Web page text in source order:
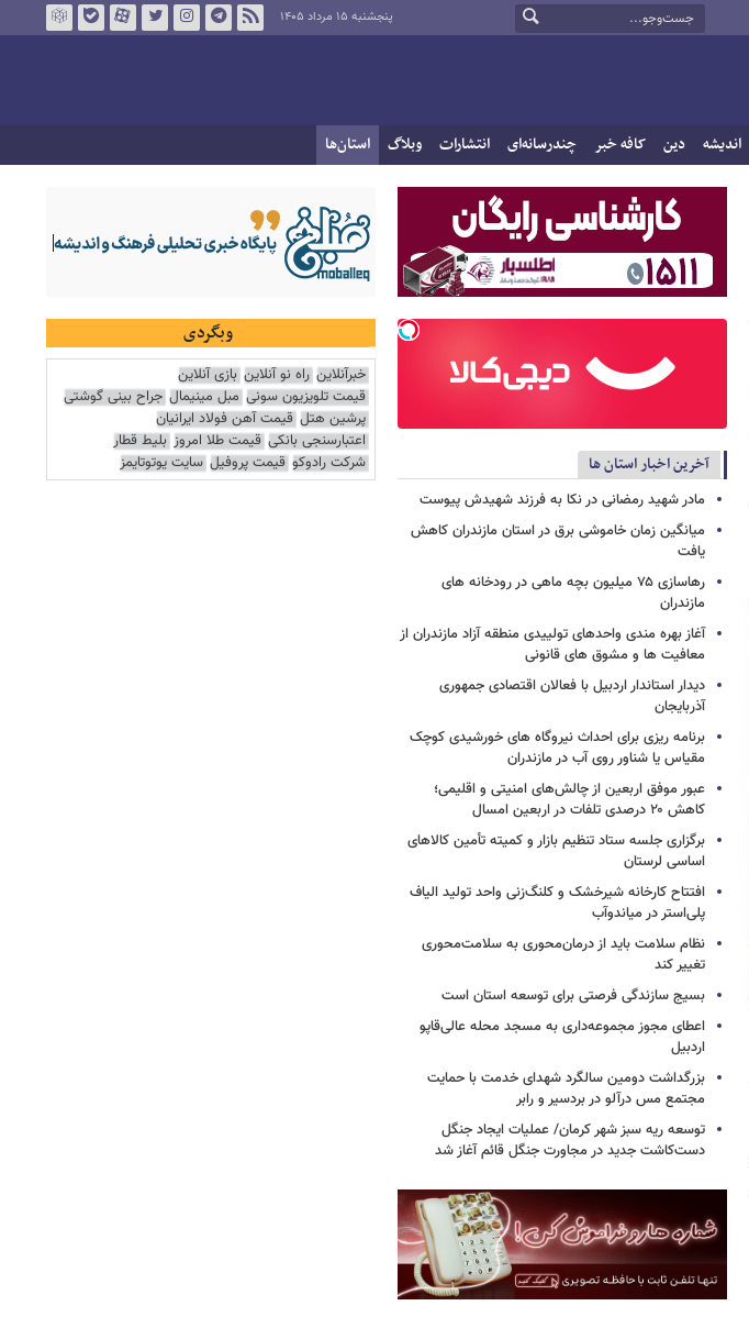
پنجشنبه ۱۵ مرداد ۱۴۰۵
اندیشه دین کافه خبر چندرسانه‌ای انتشارات وبلاگ استان‌ها
آخرین اخبار استان ها
مادر شهید رمضانی در نکا به فرزند شهیدش پیوست
میانگین زمان خاموشی برق در استان مازندران کاهش
یافت
رهاسازی ۷۵ میلیون بچه ماهی در رودخانه های
مازندران
آغاز بهره مندی واحدهای تولییدی منطقه آزاد مازندران از
معافیت ها و مشوق های قانونی
دیدار استاندار اردبیل با فعالان اقتصادی جمهوری
آذربایجان
برنامه ریزی برای احداث نیروگاه های خورشیدی کوچک
مقیاس یا شناور روی آب در مازندران
عبور موفق اربعین از چالش‌های امنیتی و اقلیمی؛
کاهش ۲۰ درصدی تلفات در اربعین امسال
برگزاری جلسه ستاد تنظیم بازار و کمیته تأمین کالاهای
اساسی لرستان
افتتاح کارخانه شیرخشک و کلنگ‌زنی واحد تولید الیاف
پلی‌استر در میاندوآب
نظام سلامت باید از درمان‌محوری به سلامت‌محوری
تغییر کند
بسیج سازندگی فرصتی برای توسعه استان است
اعطای مجوز مجموعه‌داری به مسجد محله عالی‌قاپو
اردبیل
بزرگداشت دومین سالگرد شهدای خدمت با حمایت
مجتمع مس درآلو در بردسیر و رابر
توسعه ریه سبز شهر کرمان/ عملیات ایجاد جنگل
دست‌کاشت جدید در مجاورت جنگل قائم آغاز شد
وبگردی
خبرآنلاین راه نو آنلاین بازی آنلاین
قیمت تلویزیون سونی مبل مینیمال جراح بینی گوشتی
پرشین هتل قیمت آهن فولاد ایرانیان
اعتبارسنجی بانکی قیمت طلا امروز بلیط قطار
شرکت رادوکو قیمت پروفیل سایت یوتوتایمز